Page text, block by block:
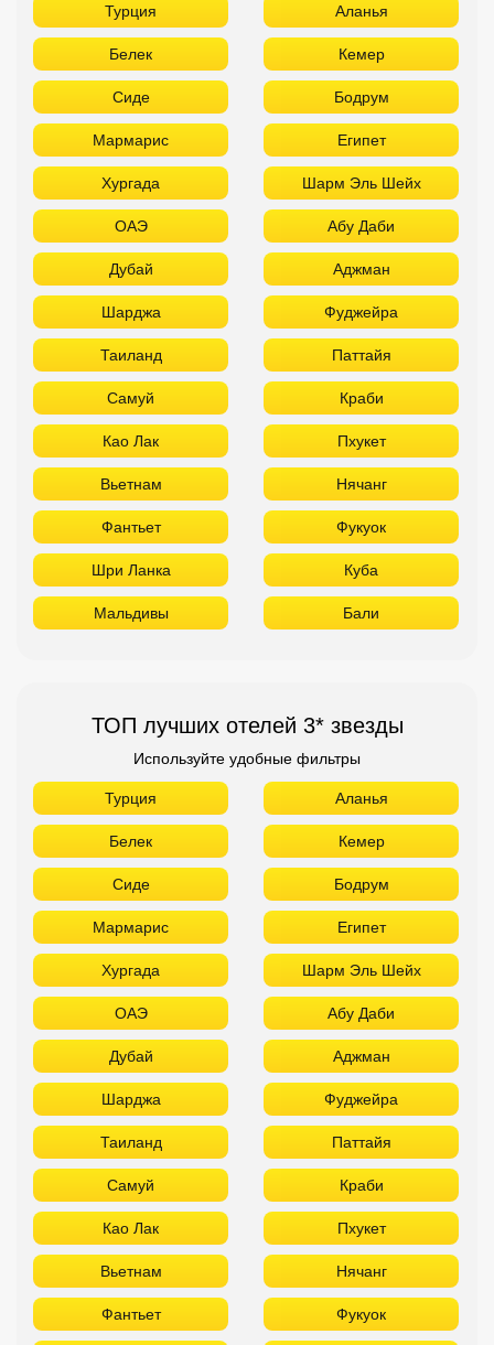
Турция Аланья
Белек Кемер
Сиде Бодрум
Мармарис Египет
Хургада Шарм Эль Шейх
ОАЭ Абу Даби
Дубай Аджман
Шарджа Фуджейра
Таиланд Паттайя
Самуй Краби
Као Лак Пхукет
Вьетнам Нячанг
Фантьет Фукуок
Шри Ланка Куба
Мальдивы Бали
ТОП лучших отелей 3* звезды
Используйте удобные фильтры
Турция Аланья
Белек Кемер
Сиде Бодрум
Мармарис Египет
Хургада Шарм Эль Шейх
ОАЭ Абу Даби
Дубай Аджман
Шарджа Фуджейра
Таиланд Паттайя
Самуй Краби
Као Лак Пхукет
Вьетнам Нячанг
Фантьет Фукуок